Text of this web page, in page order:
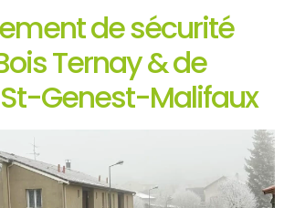
de sécurité
Ternay & de
St-Genest-Malifaux